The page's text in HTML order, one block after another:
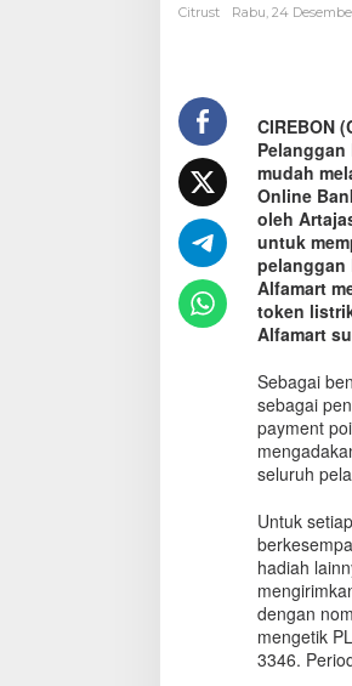
r
a
u
B
e
l
i
T
o
k
e
n
i
s
t
r
i
P
L
N
d
i
M
i
n
Citrust Rabu, 24
CIREBON
mudah
Online
oleh
untuk
pelanggan
Alfamart
token
Alfamart
Sebagai
sebagai
payment
seluruh
Untuk
hadiah
dengan
mengetik
3346.